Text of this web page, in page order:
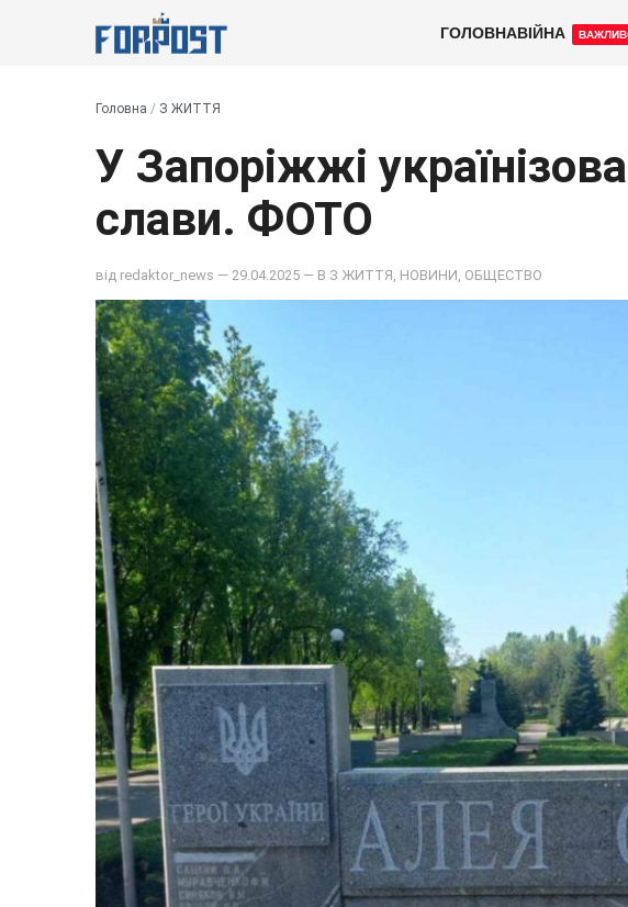
ГОЛОВНАВІЙНА
Головна / З ЖИТТЯ
У Запоріжжі
слави. ФОТО
від redaktor_news — 29.04.2025 — В З ЖИТТЯ НОВИНИ ОБЩЕСТВО